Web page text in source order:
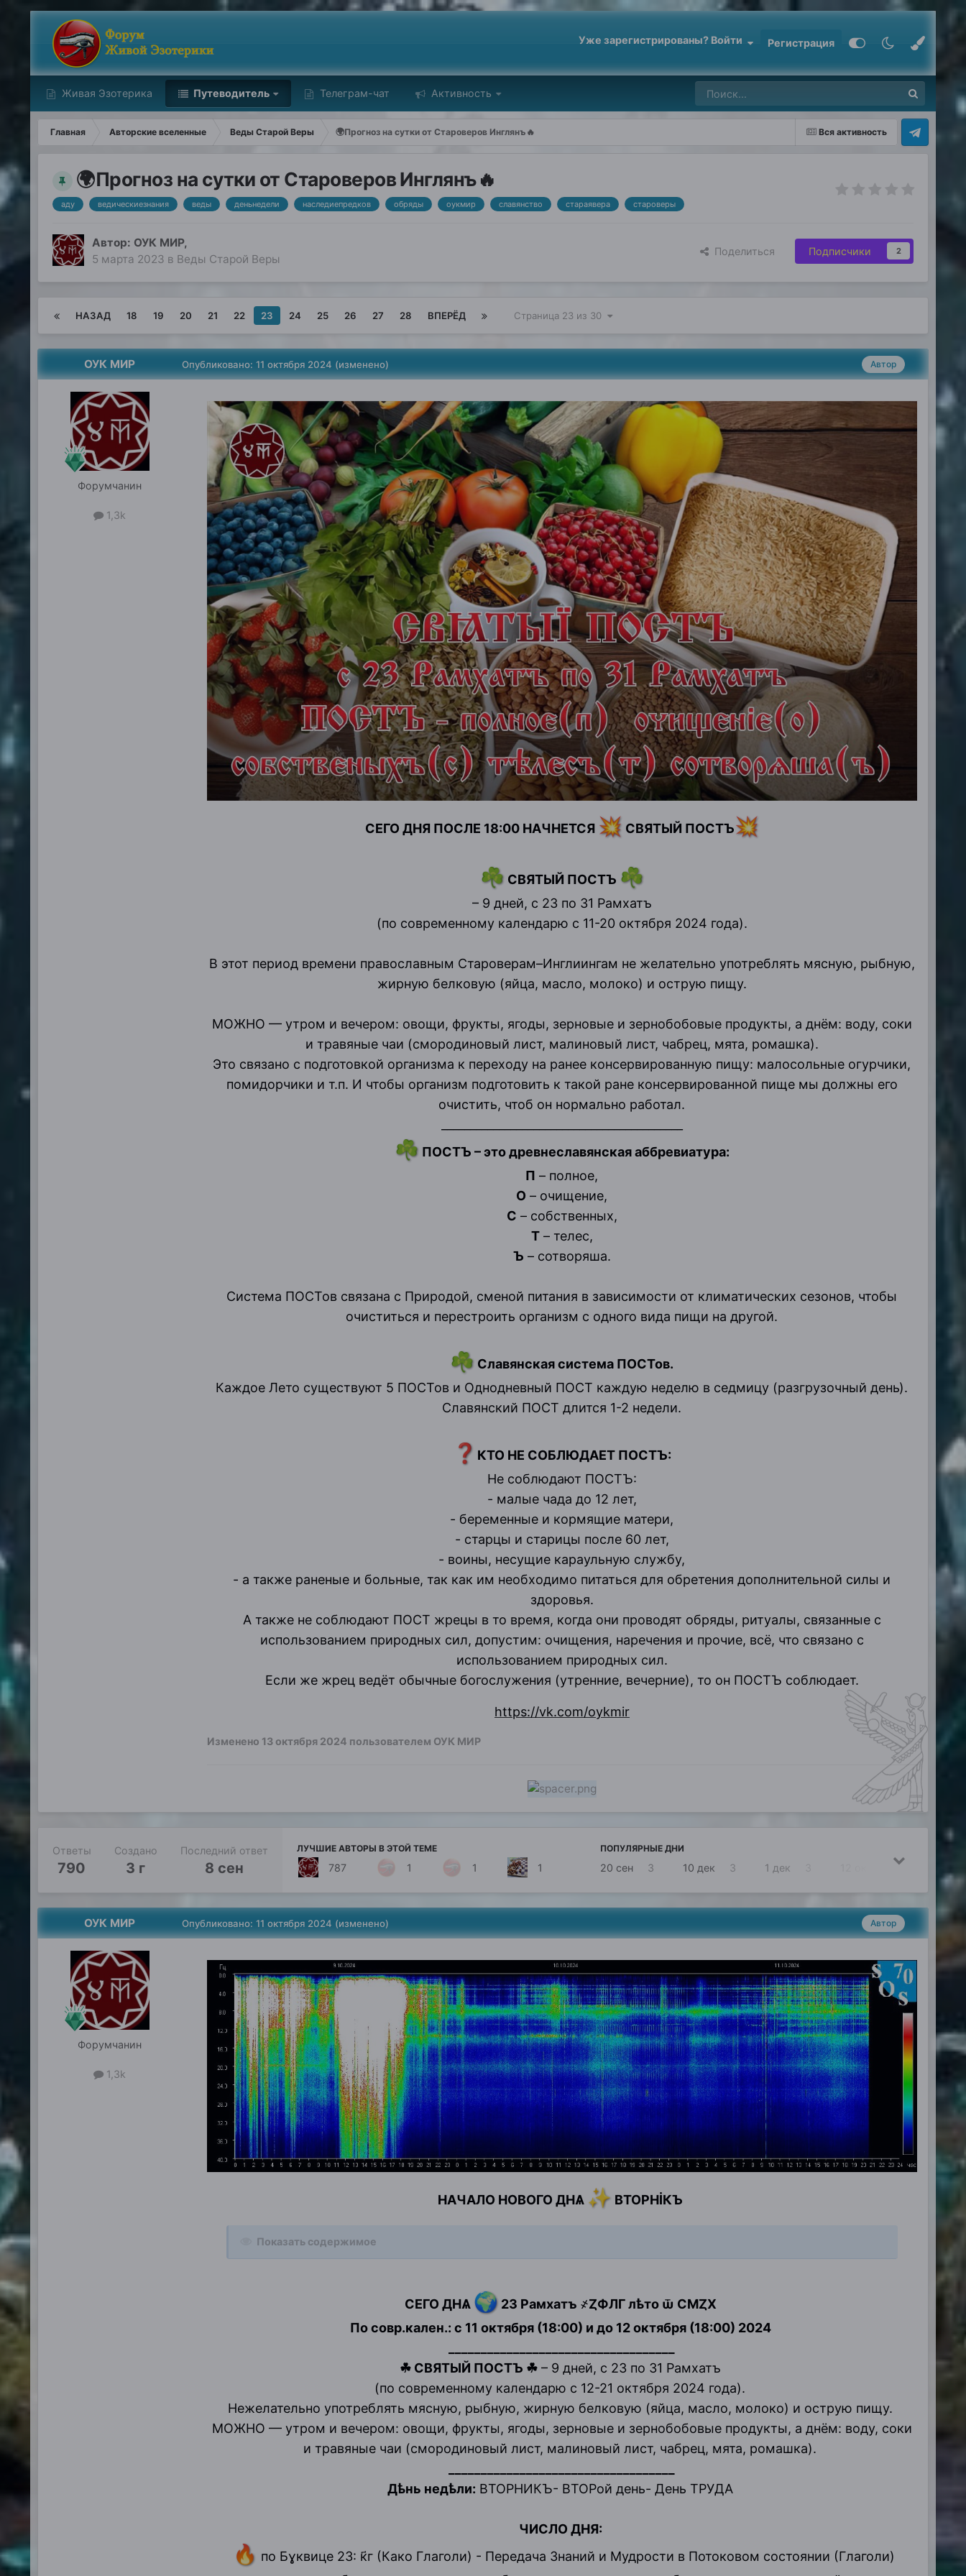
Уже зарегистрированы? Войти Регистрация
Живая Эзотерика Путеводитель Телеграм-чат Активность
Вся активность
Главная Авторские вселенные Веды Старой Веры 🌍Прогноз на сутки от Староверов Инглянъ🔥
🌍Прогноз на сутки от Староверов Инглянъ🔥
аду ведическиезнания веды деньнедели наследиепредков обряды оукмир славянство стараявера староверы
Автор: ОУК МИР,
5 марта 2023 в Веды Старой Веры
Поделиться Подписчики 2
НАЗАД 18 19 20 21 22 23 24 25 26 27 28 ВПЕРЁД Страница 23 из 30
ОУК МИР
Форумчанин
1,3k
Автор
Опубликовано: 11 октября 2024 (изменено)
СЕГО ДНЯ ПОСЛЕ 18:00 НАЧНЕТСЯ 💥 СВЯТЫЙ ПОСТЪ💥
☘️ СВЯТЫЙ ПОСТЪ ☘️
– 9 дней, с 23 по 31 Рамхатъ
(по современному календарю с 11-20 октября 2024 года).
В этот период времени православным Староверам–Инглиингам не желательно употреблять мясную, рыбную,
жирную белковую (яйца, масло, молоко) и острую пищу.
МОЖНО — утром и вечером: овощи, фрукты, ягоды, зерновые и зернобобовые продукты, а днём: воду, соки
и травяные чаи (смородиновый лист, малиновый лист, чабрец, мята, ромашка).
Это связано с подготовкой организма к переходу на ранее консервированную пищу: малосольные огурчики,
помидорчики и т.п. И чтобы организм подготовить к такой ране консервированной пище мы должны его
очистить, чтоб он нормально работал.
☘️ ПОСТЪ – это древнеславянская аббревиатура:
П – полное,
О – очищение,
С – собственных,
Т– телес,
Ъ – сотворяша.
Система ПОСТов связана с Природой, сменой питания в зависимости от климатических сезонов, чтобы
очиститься и перестроить организм с одного вида пищи на другой.
☘️ Славянская система ПОСТов.
Каждое Лето существуют 5 ПОСТов и Однодневный ПОСТ каждую неделю в седмицу (разгрузочный день).
Славянский ПОСТ длится 1-2 недели.
❓ КТО НЕ СОБЛЮДАЕТ ПОСТЪ:
Не соблюдают ПОСТЪ:
- малые чада до 12 лет,
- беременные и кормящие матери,
- старцы и старицы после 60 лет,
- воины, несущие караульную службу,
- а также раненые и больные, так как им необходимо питаться для обретения дополнительной силы и
здоровья.
А также не соблюдают ПОСТ жрецы в то время, когда они проводят обряды, ритуалы, связанные с
использованием природных сил, допустим: очищения, наречения и прочие, всё, что связано с
использованием природных сил.
Если же жрец ведёт обычные богослужения (утренние, вечерние), то он ПОСТЪ соблюдает.
https://vk.com/oykmir
Изменено 13 октября 2024 пользователем ОУК МИР
Ответы
790
Создано
3 г
Последний ответ
8 сен
ЛУЧШИЕ АВТОРЫ В ЭТОЙ ТЕМЕ
787 1 1 1
ПОПУЛЯРНЫЕ ДНИ
20 сен 3 10 дек 3 1 дек
ОУК МИР
Форумчанин
1,3k
Автор
Опубликовано: 11 октября 2024 (изменено)
НАЧАЛО НОВОГО ДНѦ ✨ ВТОРНİКЪ
Показать содержимое
СЕГО ДНѦ 🌍 23 Рамхатъ ҂ȤФЛГ лѣто ѿ СМȤХ
По совр.кален.: с 11 октября (18:00) и до 12 октября (18:00) 2024
☘ СВЯТЫЙ ПОСТЪ ☘– 9 дней, с 23 по 31 Рамхатъ
(по современному календарю с 12-21 октября 2024 года).
Нежелательно употреблять мясную, рыбную, жирную белковую (яйца, масло, молоко) и острую пищу.
МОЖНО — утром и вечером: овощи, фрукты, ягоды, зерновые и зернобобовые продукты, а днём: воду, соки
и травяные чаи (смородиновый лист, малиновый лист, чабрец, мята, ромашка).
Дѣнь недѣли: ВТОРНИКЪ- ВТОРой день- День ТРУДА
ЧИСЛО ДНЯ:
🔥 по Бɣквице 23: к҃г (Како Глаголи) - Передача Знаний и Мудрости в Потоковом состоянии (Глаголи)